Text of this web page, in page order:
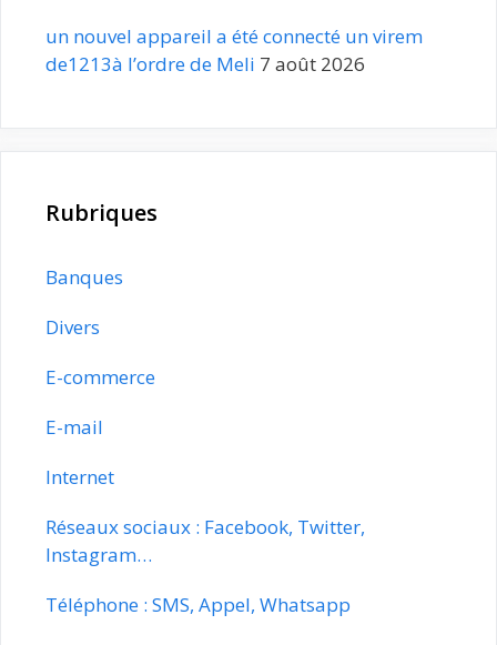
un nouvel appareil a été connecté un virem
de1213à l’ordre de Meli 7 août 2026
Rubriques
Banques
Divers
E-commerce
E-mail
Internet
Réseaux sociaux : Facebook, Twitter,
Instagram…
Téléphone : SMS, Appel, Whatsapp